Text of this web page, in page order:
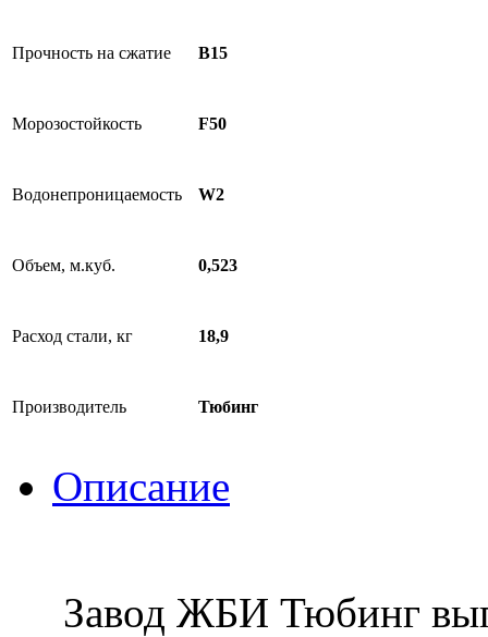
Прочность на сжатие B15
Морозостойкость F50
Водонепроницаемость W2
Объем, м.куб. 0,523
Расход стали, кг 18,9
Производитель Тюбинг
Описание
Завод ЖБИ Тюбинг